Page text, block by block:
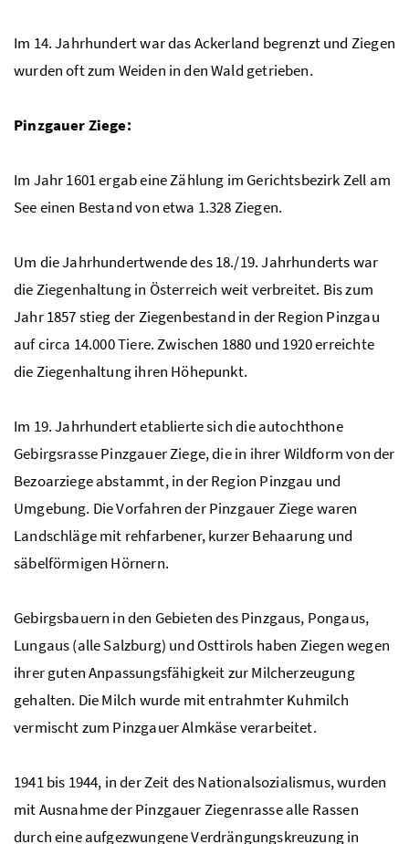
Im 14. Jahrhundert war das Ackerland begrenzt und Ziegen
wurden oft zum Weiden in den Wald getrieben.
Pinzgauer Ziege:
Im Jahr 1601 ergab eine Zählung im Gerichtsbezirk Zell am
See einen Bestand von etwa 1.328 Ziegen.
Um die Jahrhundertwende des 18./19. Jahrhunderts war
die Ziegenhaltung in Österreich weit verbreitet. Bis zum
Jahr 1857 stieg der Ziegenbestand in der Region Pinzgau
auf circa 14.000 Tiere. Zwischen 1880 und 1920 erreichte
die Ziegenhaltung ihren Höhepunkt.
Im 19. Jahrhundert etablierte sich die autochthone
Gebirgsrasse Pinzgauer Ziege, die in ihrer Wildform von der
Bezoarziege abstammt, in der Region Pinzgau und
Umgebung. Die Vorfahren der Pinzgauer Ziege waren
Landschläge mit rehfarbener, kurzer Behaarung und
säbelförmigen Hörnern.
Gebirgsbauern in den Gebieten des Pinzgaus, Pongaus,
Lungaus (alle Salzburg) und Osttirols haben Ziegen wegen
ihrer guten Anpassungsfähigkeit zur Milcherzeugung
gehalten. Die Milch wurde mit entrahmter Kuhmilch
vermischt zum Pinzgauer Almkäse verarbeitet.
1941 bis 1944, in der Zeit des Nationalsozialismus, wurden
mit Ausnahme der Pinzgauer Ziegenrasse alle Rassen
durch eine aufgezwungene Verdrängungskreuzung in